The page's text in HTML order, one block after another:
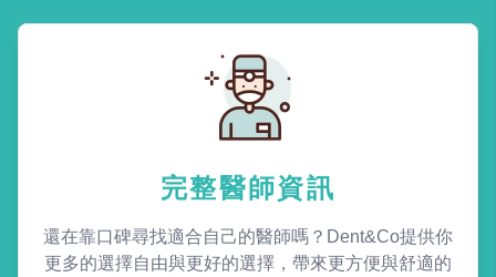
完整醫師資訊
還在靠口碑尋找適合自己的醫師嗎？Dent&Co提供你
更多的選擇自由與更好的選擇，帶來更方便與舒適的